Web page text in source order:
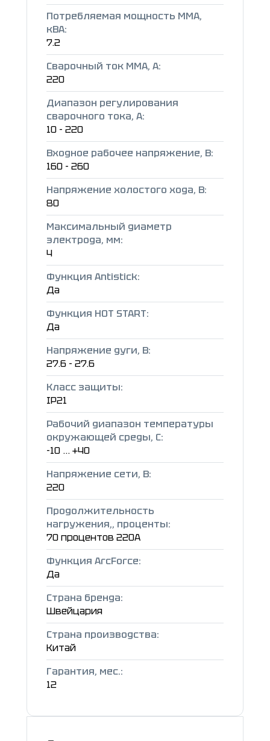
Потребляемая мощность ММА,
кВА:
7.2
Сварочный ток ММА, А:
220
Диапазон регулирования
сварочного тока, А:
10 - 220
Входное рабочее напряжение, В:
160 - 260
Напряжение холостого хода, В:
80
Максимальный диаметр
электрода, мм:
4
Функция Antistick:
Да
Функция HOT START:
Да
Напряжение дуги, В:
27.6 - 27.6
Класс защиты:
IP21
Рабочий диапазон температуры
окружающей среды, C:
-10 ... +40
Напряжение сети, В:
220
Продолжительность
нагружения,, проценты:
70 процентов 220А
Функция ArcForce:
Да
Страна бренда:
Швейцария
Страна производства:
Китай
Гарантия, мес.:
12